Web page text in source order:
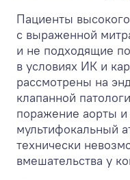
Пациенты
с выраженной
и не подходящие
в условиях ИК и
рассмотрены на
клапанной
поражение аорты
мультифокальный
технически
вмешательства у